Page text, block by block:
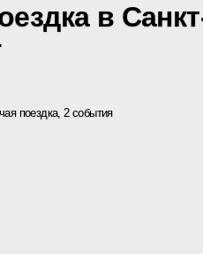
в
поездка, 2 события